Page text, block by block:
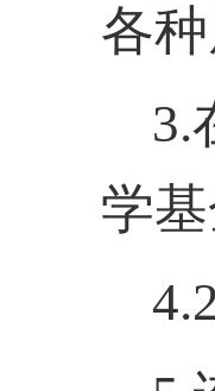
各
3.
学